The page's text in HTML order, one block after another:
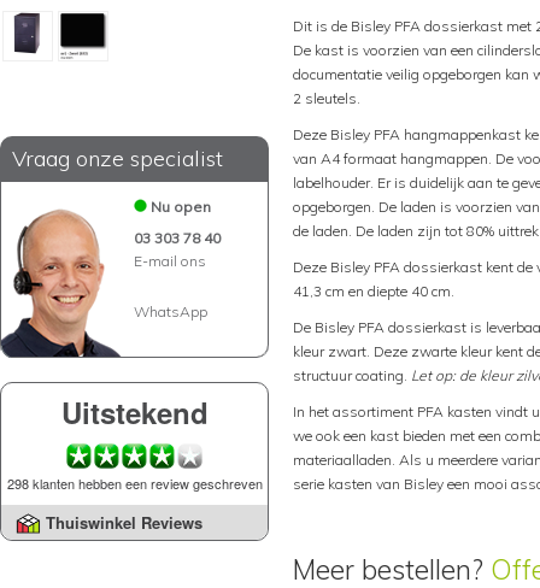
Vraag onze specialist
Nu open
03 303 78 40
E-mail ons
WhatsApp
Uitstekend
298 klanten hebben een review geschreven
Thuiswinkel Reviews
Dit is de Bisley PFA dossierkast met
De kast is voorzien van een
documentatie veilig opgeborgen kan
2 sleutels.
Deze Bisley PFA hangmappenkast
van A4 formaat hangmappen. De
labelhouder. Er is duidelijk aan te
opgeborgen. De laden is voorzien
de laden. De laden zijn tot 80%
Deze Bisley PFA dossierkast kent
41,3 cm en diepte 40 cm.
De Bisley PFA dossierkast is
kleur zwart. Deze zwarte kleur kent
structuur coating. Let op: de kleur
In het assortiment PFA kasten vindt
we ook een kast bieden met een
materiaalladen. Als u meerdere
serie kasten van Bisley een mooi
Meer bestellen?